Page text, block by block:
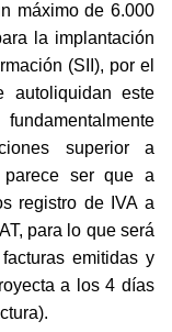
máximo de 6.000
la implantación
(SII), por el
autoliquidan este
superior a
parece ser que a
registro de IVA a
para lo que será
emitidas y
a los 4 días